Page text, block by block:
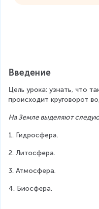
Введение
Цель урока: узнать, что
происходит круговорот
На Земле выделяют
1. Гидросфера.
2. Литосфера.
3. Атмосфера.
4. Биосфера.